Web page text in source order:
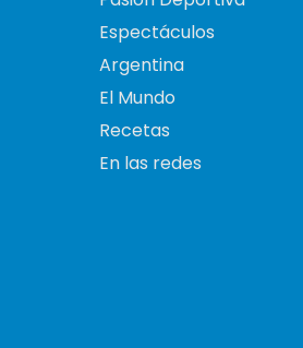
Espectáculos
Argentina
El Mundo
Recetas
En las redes